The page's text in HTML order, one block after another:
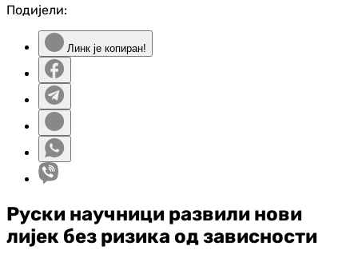
Подијели:
Линк је копиран!
Руски научници развили нови
лијек без ризика од зависности